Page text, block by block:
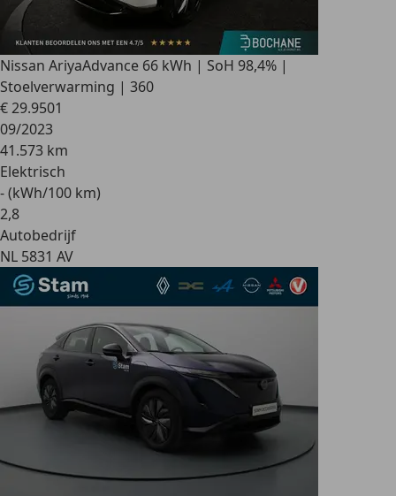
Nissan AriyaAdvance 66 kWh | SoH 98,4% |
Stoelverwarming | 360
€ 29.9501
09/2023
41.573 km
Elektrisch
- (kWh/100 km)
2,8
Autobedrijf
NL 5831 AV